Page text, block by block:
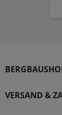
VERSAND &